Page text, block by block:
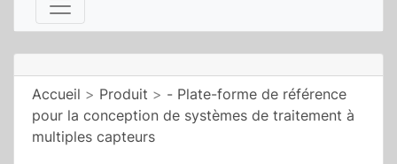
Accueil > Produit > - Plate-forme de référence
pour la conception de systèmes de traitement à
multiples capteurs